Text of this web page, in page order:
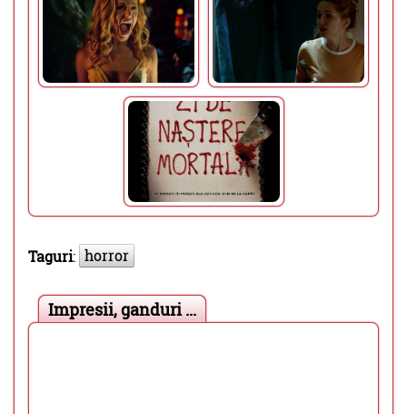
Taguri: horror
Impresii, ganduri ...